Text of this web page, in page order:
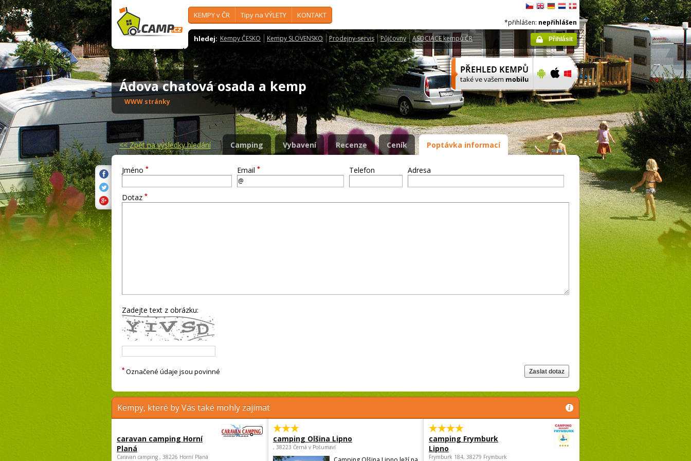
KEMPY v ČR Tipy na VÝLETY KONTAKT
hledej: Kempy ČESKO Kempy SLOVENSKO Prodejny-servis Půjčovny ASOCIACE kempů ČR
*přihlášen: nepřihlášen
Přihlásit
Ádova chatová osada a kemp
WWW stránky
<<Zpět na výsledky hledání Camping Vybavení Recenze Ceník Poptávka informací
Jméno * Email * Telefon Adresa
Dotaz *
Zadejte text z obrázku:
* Označené údaje jsou povinné
Kempy, které by Vás také mohly zajímat
caravan camping Horní
Planá
Caravan camping , 38226 Horní Planá
camping Olšina Lipno
, 38223 Černá v Pošumaví
camping Frymburk
Lipno
Frymburk 184, 38279 Frymburk